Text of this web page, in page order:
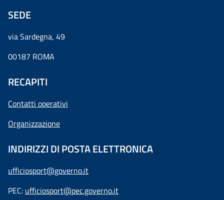
SEDE
via Sardegna, 49
00187 ROMA
RECAPITI
Contatti operativi
Organizzazione
INDIRIZZI DI POSTA ELETTRONICA
ufficiosport@governo.it
PEC: ufficiosport@pec.governo.it